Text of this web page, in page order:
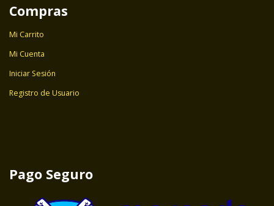
Compras
Mi Carrito
Mi Cuenta
Iniciar Sesión
Registro de Usuario
Pago Seguro